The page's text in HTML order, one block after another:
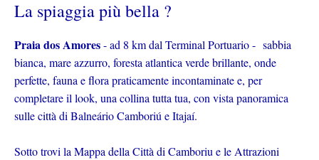
La spiaggia più bella ?
Praia dos Amores- ad 8 km dal Terminal Portuario - sabbia
bianca, mare azzurro, foresta atlantica verde brillante, onde
perfette, fauna e flora praticamente incontaminate e, per
completare il look, una collina tutta tua, con vista panoramica
sulle città di Balneário Camboriú e Itajaí.
Sotto trovi la Mappa della Città di Camboriu e le Attrazioni